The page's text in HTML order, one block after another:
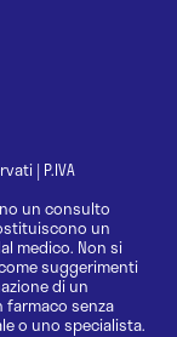
| P.IVA
un consulto
un
medico. Non si
suggerimenti
di un
farmaco senza
o uno specialista.